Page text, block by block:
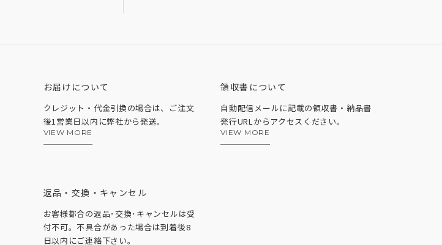
お届けについて
クレジット・代金引換の場合は、ご注文
後1営業日以内に弊社から発送。
VIEW MORE
領収書について
自動配信メールに記載の領収書・納品書
発行URLからアクセスください。
VIEW MORE
返品・交換・キャンセル
お客様都合の返品･交換･キャンセルは受
付不可。不具合があった場合は到着後8
日以内にご連絡下さい。